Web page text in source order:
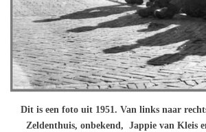
Dit is een foto uit 1951. Van links naar
Zeldenthuis, onbekend, Jappie van Kleis